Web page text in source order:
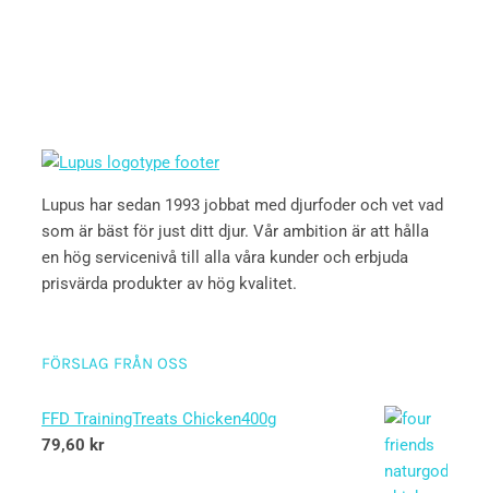
Lupus har sedan 1993 jobbat med djurfoder och vet vad
som är bäst för just ditt djur. Vår ambition är att hålla
en hög servicenivå till alla våra kunder och erbjuda
prisvärda produkter av hög kvalitet.
FÖRSLAG FRÅN OSS
FFD TrainingTreats Chicken400g
79,60 kr